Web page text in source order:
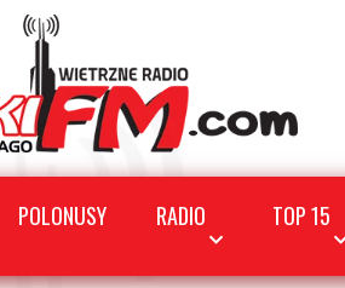
POLONUSY RADIO TOP 15